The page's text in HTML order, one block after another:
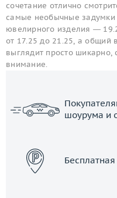
сочетание отлично
самые необычные
ювелирного изделия —
от 17.25 до 21.25, а общий
выглядит просто
внимание.
шоурума и